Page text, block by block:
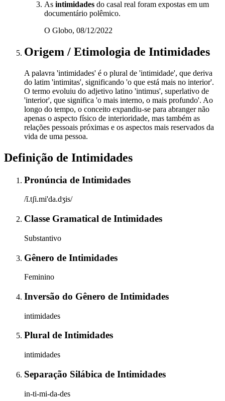
As intimidades do casal real foram expostas em um
documentário polêmico.
O Globo, 08/12/2022
Origem / Etimologia de Intimidades
A palavra 'intimidades' é o plural de 'intimidade', que deriva
do latim 'intimitas', significando 'o que está mais no interior'.
O termo evoluiu do adjetivo latino 'intimus', superlativo de
'interior', que significa 'o mais interno, o mais profundo'. Ao
longo do tempo, o conceito expandiu-se para abranger não
apenas o aspecto físico de interioridade, mas também as
relações pessoais próximas e os aspectos mais reservados da
vida de uma pessoa.
Definição de Intimidades
Pronúncia de Intimidades
/ĩ.tʃi.mi'da.dʒis/
Classe Gramatical de Intimidades
Substantivo
Gênero de Intimidades
Feminino
Inversão do Gênero de Intimidades
intimidades
Plural de Intimidades
intimidades
Separação Silábica de Intimidades
in-ti-mi-da-des